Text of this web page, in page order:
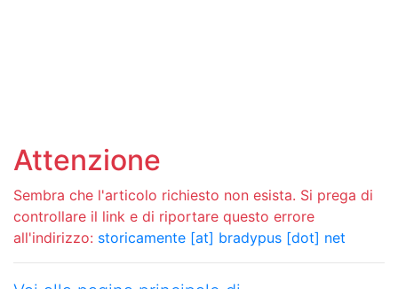
Attenzione
Sembra che l'articolo richiesto non esista. Si prega di
controllare il link e di riportare questo errore
all'indirizzo: storicamente [at] bradypus [dot] net